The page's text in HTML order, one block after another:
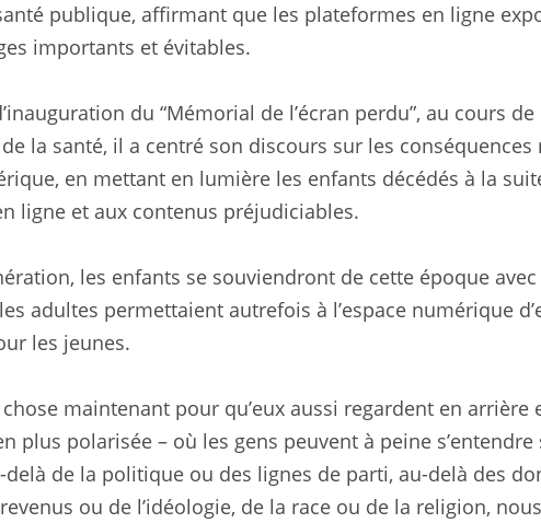
publique, affirmant que les plateformes en ligne
importants et évitables.
du “Mémorial de l’écran perdu”, au cours
la santé, il a centré son discours sur les conséquences
en mettant en lumière les enfants décédés à la
ligne et aux contenus préjudiciables.
les enfants se souviendront de cette époque avec
adultes permettaient autrefois à l’espace numérique
les jeunes.
maintenant pour qu’eux aussi regardent en arrière
plus polarisée – où les gens peuvent à peine
delà de la politique ou des lignes de parti, au-delà des
ou de l’idéologie, de la race ou de la religion,